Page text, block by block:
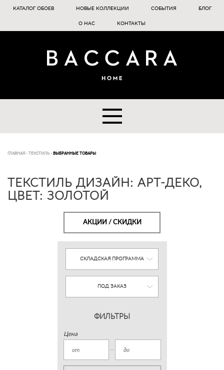
КАТАЛОГ ОБОЕВ НОВЫЕ КОЛЛЕКЦИИ СОБЫТИЯ БЛОГ
О НАС КОНТАКТЫ
ГЛАВНАЯ - ТЕКСТИЛЬ - ВЫБРАННЫЕ ТОВАРЫ
ТЕКСТИЛЬ ДИЗАЙН: АРТ-ДЕКО,
ЦВЕТ: ЗОЛОТОЙ
АКЦИИ / СКИДКИ
СКЛАДСКАЯ ПРОГРАММА
ПОД ЗАКАЗ
ФИЛЬТРЫ
Цена